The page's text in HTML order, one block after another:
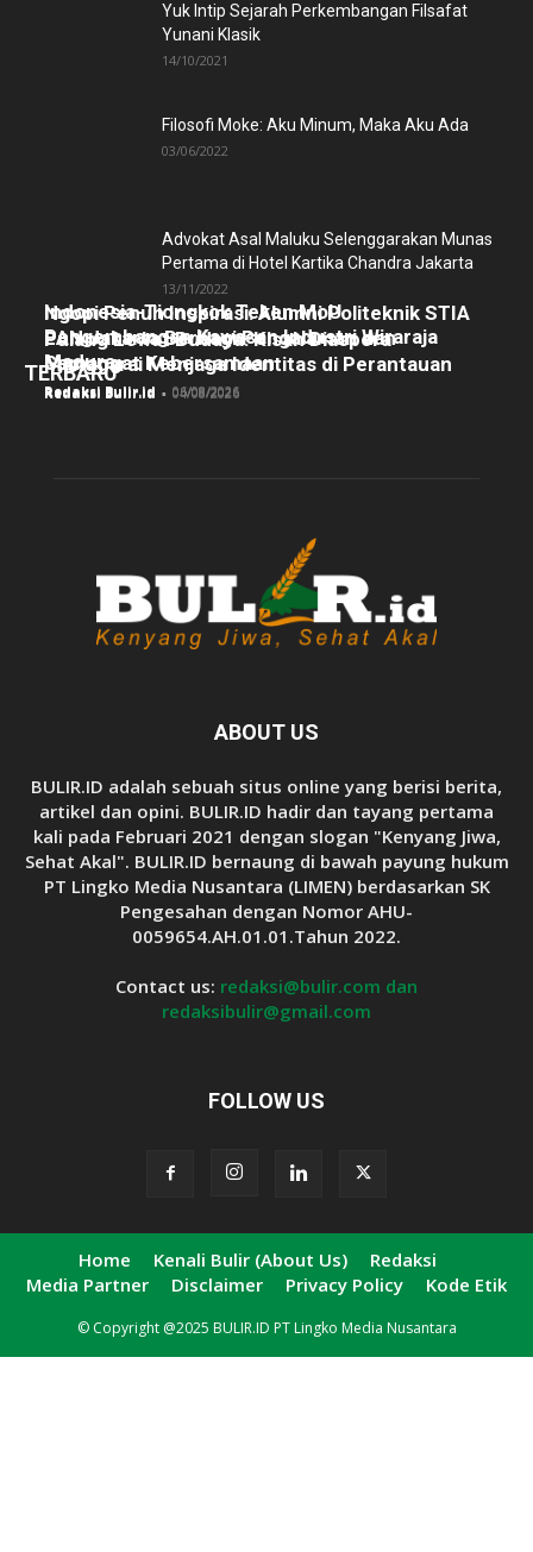
Yuk Intip Sejarah Perkembangan Filsafat
Yunani Klasik
14/10/2021
Filosofi Moke: Aku Minum, Maka Aku Ada
03/06/2022
Advokat Asal Maluku Selenggarakan Munas
Pertama di Hotel Kartika Chandra Jakarta
13/11/2022
TERBARU
Indonesia-Tiongkok Teken MoU
Pengembangan Kawasan Industri Wiraraja
Madura
Redaksi Bulir.id - 06/08/2026
Ngopi Penuh Inspirasi: Alumni Politeknik STIA
LAN Jakarta Berbagi Pengalaman dan
Semangat Kebersamaan
Redaksi Bulir.id - 05/08/2026
Pulang Lewat Budaya: Kisah Diaspora
Manggarai Menjaga Identitas di Perantauan
Redaksi Bulir.id - 04/08/2026
ABOUT US
BULIR.ID adalah sebuah situs online yang berisi berita,
artikel dan opini. BULIR.ID hadir dan tayang pertama
kali pada Februari 2021 dengan slogan "Kenyang Jiwa,
Sehat Akal". BULIR.ID bernaung di bawah payung hukum
PT Lingko Media Nusantara (LIMEN) berdasarkan SK
Pengesahan dengan Nomor AHU-
0059654.AH.01.01.Tahun 2022.
Contact us: redaksi@bulir.com dan
redaksibulir@gmail.com
FOLLOW US
Home Kenali Bulir (About Us)
Redaksi
Media Partner
Disclaimer Privacy Policy Kode Etik
© Copyright @2025 BULIR.ID PT Lingko Media Nusantara